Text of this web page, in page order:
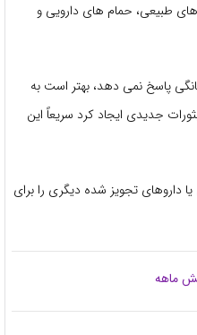
طبیعی، حمام های دارویی و
پاسخ نمی دهد، بهتر است به
جدیدی ایجاد کرد سریعاً این
یا داروهای تجویز شده دیگری را برای
ماهه